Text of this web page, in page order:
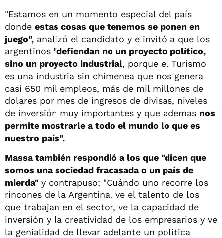
"Estamos en un momento especial del país
donde estas cosas que tenemos se ponen en
juego", analizó el candidato y e invitó a que los
argentinos "defiendan no un proyecto político,
sino un proyecto industrial, porque el Turismo
es una industria sin chimenea que nos genera
casi 650 mil empleos, más de mil millones de
dolares por mes de ingresos de divisas, niveles
de inversión muy importantes y que ademas nos
permite mostrarle a todo el mundo lo que es
nuestro país".
Massa también respondió a los que "dicen que
somos una sociedad fracasada o un país de
mierda" y contrapuso: "Cuándo uno recorre los
rincones de la Argentina, ve el talento de los
que trabajan en el sector, ve la capacidad de
inversión y la creatividad de los empresarios y ve
la genialidad de llevar adelante un politica